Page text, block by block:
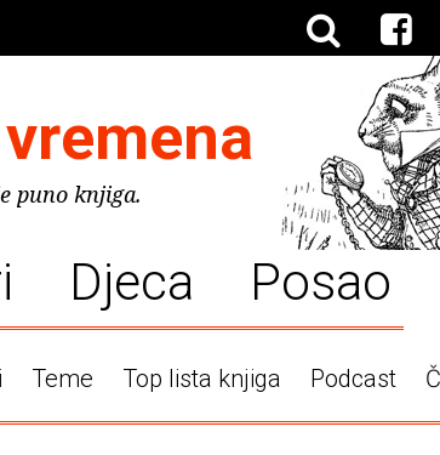
puno knjiga.
Djeca Posao
Teme Top lista knjiga Podcast